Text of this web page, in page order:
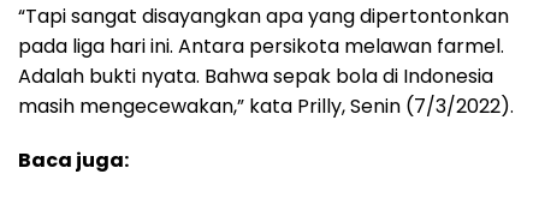
“Tapi sangat disayangkan apa yang dipertontonkan
pada liga hari ini. Antara persikota melawan farmel.
Adalah bukti nyata. Bahwa sepak bola di Indonesia
masih mengecewakan,” kata Prilly, Senin (7/3/2022).
Baca juga: